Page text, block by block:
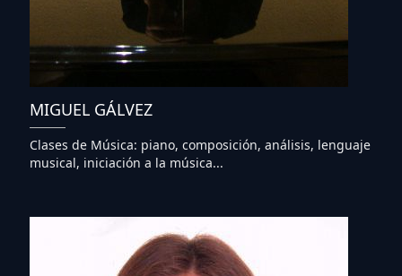
MIGUEL GÁLVEZ
Clases de Música: piano, composición, análisis, lenguaje
musical, iniciación a la música...